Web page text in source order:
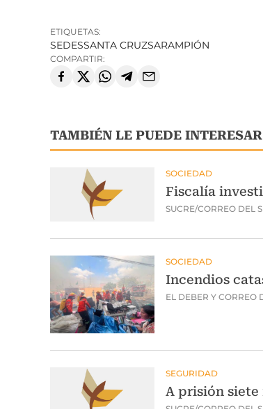
ETIQUETAS:
SEDESSANTA CRUZSARAMPIÓN
COMPARTIR:
TAMBIÉN LE PUEDE INTERESAR